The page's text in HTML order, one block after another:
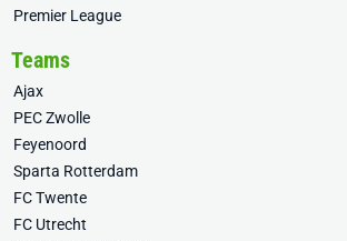
Premier League
Teams
Ajax
PEC Zwolle
Feyenoord
Sparta Rotterdam
FC Twente
FC Utrecht